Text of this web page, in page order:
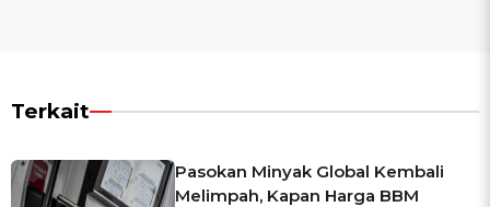
Terkait
Pasokan Minyak Global Kembali
Melimpah, Kapan Harga BBM